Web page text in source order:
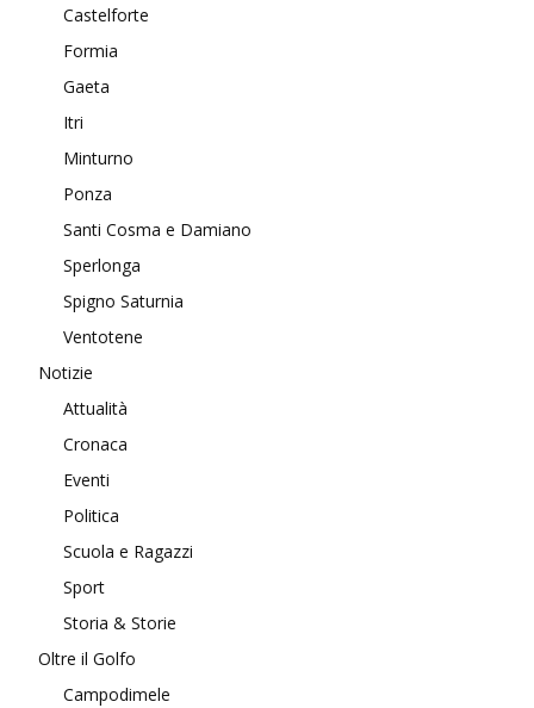
Castelforte
Formia
Gaeta
Itri
Minturno
Ponza
Santi Cosma e Damiano
Sperlonga
Spigno Saturnia
Ventotene
Notizie
Attualità
Cronaca
Eventi
Politica
Scuola e Ragazzi
Sport
Storia & Storie
Oltre il Golfo
Campodimele